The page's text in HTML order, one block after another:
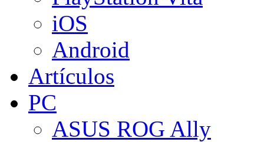
iOS
Android
Artículos
PC
ASUS ROG Ally